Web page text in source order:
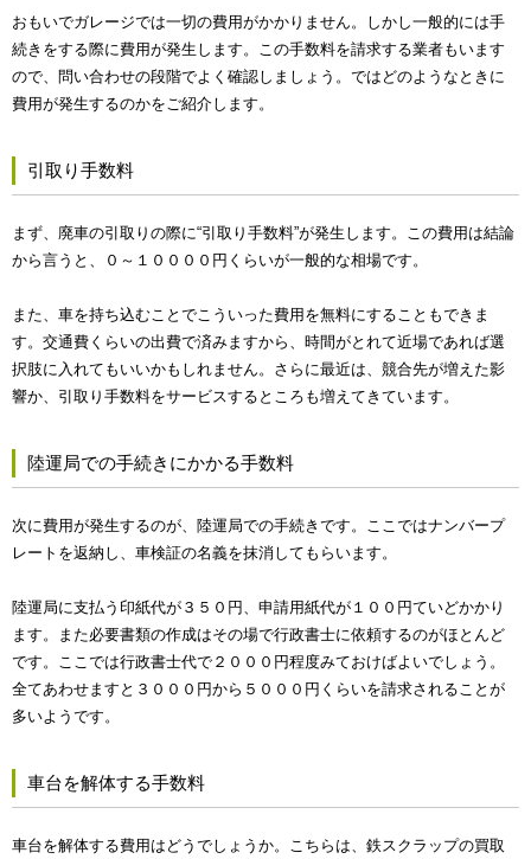
おもいでガレージでは一切の費用がかかりません。しかし一般的には手
続きをする際に費用が発生します。この手数料を請求する業者もいます
ので、問い合わせの段階でよく確認しましょう。ではどのようなときに
費用が発生するのかをご紹介します。
引取り手数料
まず、廃車の引取りの際に“引取り手数料”が発生します。この費用は結論
から言うと、０～１００００円くらいが一般的な相場です。
また、車を持ち込むことでこういった費用を無料にすることもできま
す。交通費くらいの出費で済みますから、時間がとれて近場であれば選
択肢に入れてもいいかもしれません。さらに最近は、競合先が増えた影
響か、引取り手数料をサービスするところも増えてきています。
陸運局での手続きにかかる手数料
次に費用が発生するのが、陸運局での手続きです。ここではナンバープ
レートを返納し、車検証の名義を抹消してもらいます。
陸運局に支払う印紙代が３５０円、申請用紙代が１００円ていどかかり
ます。また必要書類の作成はその場で行政書士に依頼するのがほとんど
です。ここでは行政書士代で２０００円程度みておけばよいでしょう。
全てあわせますと３０００円から５０００円くらいを請求されることが
多いようです。
車台を解体する手数料
車台を解体する費用はどうでしょうか。こちらは、鉄スクラップの買取